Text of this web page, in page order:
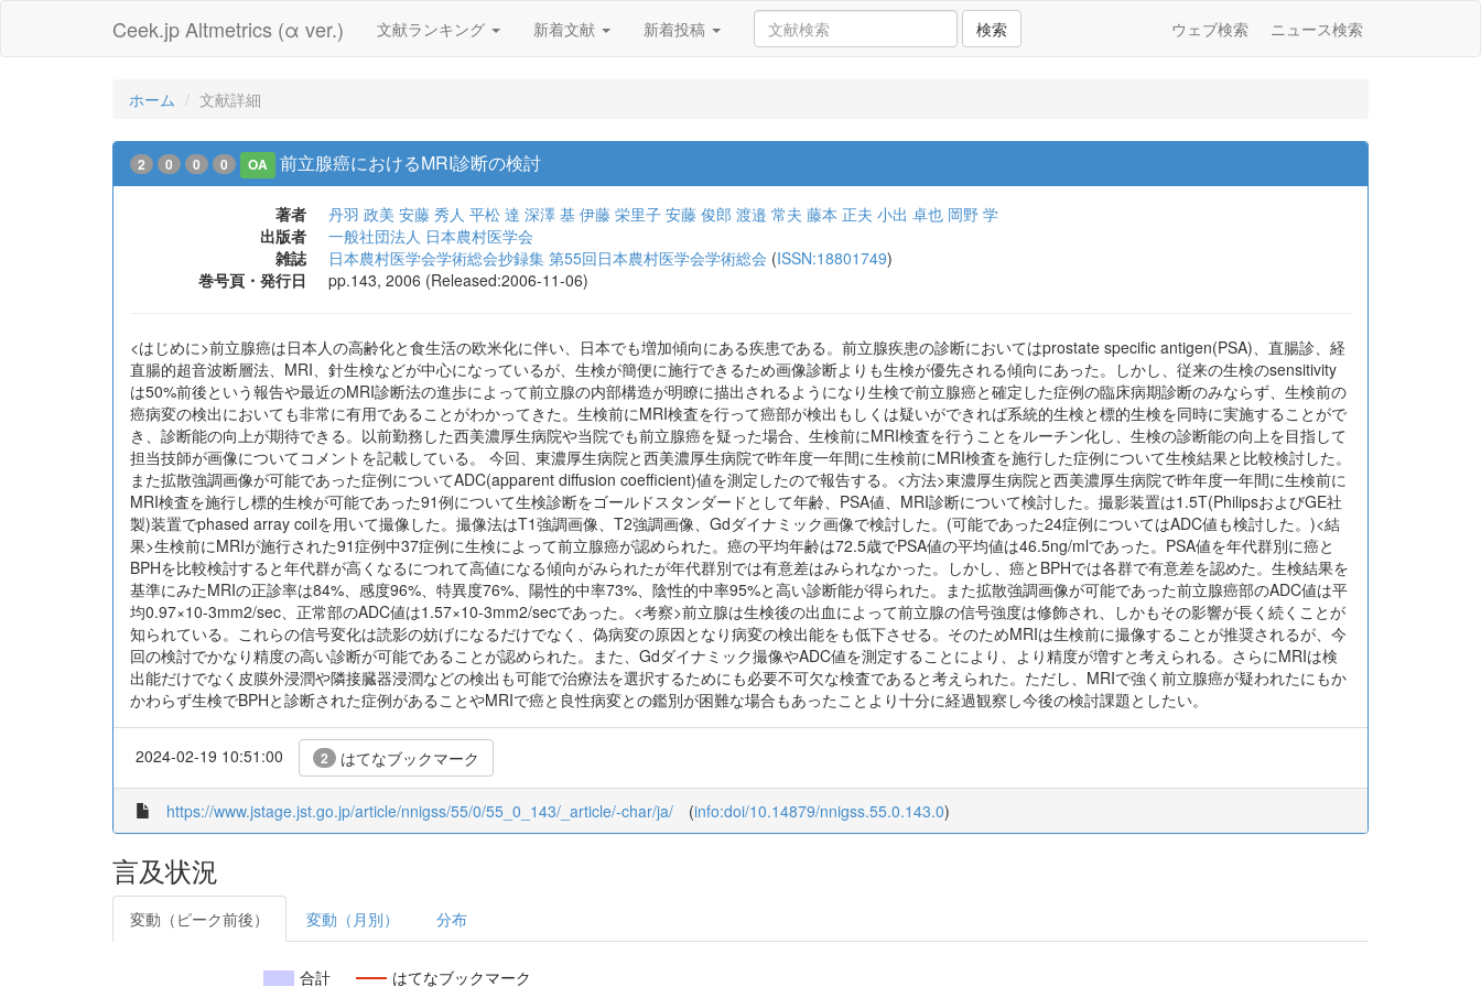
Ceek.jp Altmetrics (α ver.) 文献ランキング 新着文献 新着投稿 検索 ウェブ検索 ニュース検索
ホーム 文献詳細
2 0 0 0 OA 前立腺癌におけるMRI診断の検討
著者 丹羽 政美 安藤 秀人 平松 達 深澤 基 伊藤 栄里子 安藤 俊郎 渡邉 常夫 藤本 正夫 小出 卓也 岡野 学
出版者
一般社団法人 日本農村医学会
雑誌
日本農村医学会学術総会抄録集 第55回日本農村医学会学術総会 (ISSN:18801749)
巻号頁・発行日
pp.143, 2006 (Released:2006-11-06)
<はじめに>前立腺癌は日本人の高齢化と食生活の欧米化に伴い、日本でも増加傾向にある疾患である。前立腺疾患の診断においてはprostate specific antigen(PSA)、直腸診、経
直腸的超音波断層法、MRI、針生検などが中心になっているが、生検が簡便に施行できるため画像診断よりも生検が優先される傾向にあった。しかし、従来の生検のsensitivity
は50%前後という報告や最近のMRI診断法の進歩によって前立腺の内部構造が明瞭に描出されるようになり生検で前立腺癌と確定した症例の臨床病期診断のみならず、生検前の
癌病変の検出においても非常に有用であることがわかってきた。生検前にMRI検査を行って癌部が検出もしくは疑いができれば系統的生検と標的生検を同時に実施することがで
き、診断能の向上が期待できる。以前勤務した西美濃厚生病院や当院でも前立腺癌を疑った場合、生検前にMRI検査を行うことをルーチン化し、生検の診断能の向上を目指して
担当技師が画像についてコメントを記載している。 今回、東濃厚生病院と西美濃厚生病院で昨年度一年間に生検前にMRI検査を施行した症例について生検結果と比較検討した。
また拡散強調画像が可能であった症例についてADC(apparent diffusion coefficient)値を測定したので報告する。<方法>東濃厚生病院と西美濃厚生病院で昨年度一年間に生検前に
MRI検査を施行し標的生検が可能であった91例について生検診断をゴールドスタンダードとして年齢、PSA値、MRI診断について検討した。撮影装置は1.5T(PhilipsおよびGE社
製)装置でphased array coilを用いて撮像した。撮像法はT1強調画像、T2強調画像、Gdダイナミック画像で検討した。(可能であった24症例についてはADC値も検討した。)<結
果>生検前にMRIが施行された91症例中37症例に生検によって前立腺癌が認められた。癌の平均年齢は72.5歳でPSA値の平均値は46.5ng/mlであった。PSA値を年代群別に癌と
BPHを比較検討すると年代群が高くなるにつれて高値になる傾向がみられたが年代群別では有意差はみられなかった。しかし、癌とBPHでは各群で有意差を認めた。生検結果を
基準にみたMRIの正診率は84%、感度96%、特異度76%、陽性的中率73%、陰性的中率95%と高い診断能が得られた。また拡散強調画像が可能であった前立腺癌部のADC値は平
均0.97×10-3mm2/sec、正常部のADC値は1.57×10-3mm2/secであった。<考察>前立腺は生検後の出血によって前立腺の信号強度は修飾され、しかもその影響が長く続くことが
知られている。これらの信号変化は読影の妨げになるだけでなく、偽病変の原因となり病変の検出能をも低下させる。そのためMRIは生検前に撮像することが推奨されるが、今
回の検討でかなり精度の高い診断が可能であることが認められた。また、Gdダイナミック撮像やADC値を測定することにより、より精度が増すと考えられる。さらにMRIは検
出能だけでなく皮膜外浸潤や隣接臓器浸潤などの検出も可能で治療法を選択するためにも必要不可欠な検査であると考えられた。ただし、MRIで強く前立腺癌が疑われたにもか
かわらず生検でBPHと診断された症例があることやMRIで癌と良性病変との鑑別が困難な場合もあったことより十分に経過観察し今後の検討課題としたい。
2024-02-19 10:51:00 2 はてなブックマーク
https://www.jstage.jst.go.jp/article/nnigss/55/0/55_0_143/_article/-char/ja/ (info:doi/10.14879/nnigss.55.0.143.0)
言及状況
変動（ピーク前後） 変動（月別） 分布
合計 はてなブックマーク